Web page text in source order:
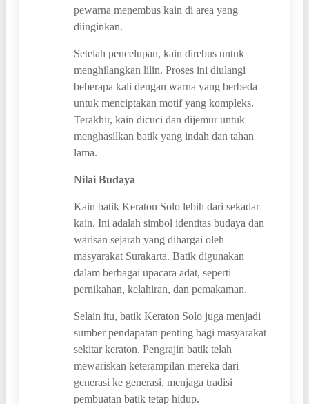
pewarna menembus kain di area yang
diinginkan.
Setelah pencelupan, kain direbus untuk
menghilangkan lilin. Proses ini diulangi
beberapa kali dengan warna yang berbeda
untuk menciptakan motif yang kompleks.
Terakhir, kain dicuci dan dijemur untuk
menghasilkan batik yang indah dan tahan
lama.
Nilai Budaya
Kain batik Keraton Solo lebih dari sekadar
kain. Ini adalah simbol identitas budaya dan
warisan sejarah yang dihargai oleh
masyarakat Surakarta. Batik digunakan
dalam berbagai upacara adat, seperti
pernikahan, kelahiran, dan pemakaman.
Selain itu, batik Keraton Solo juga menjadi
sumber pendapatan penting bagi masyarakat
sekitar keraton. Pengrajin batik telah
mewariskan keterampilan mereka dari
generasi ke generasi, menjaga tradisi
pembuatan batik tetap hidup.